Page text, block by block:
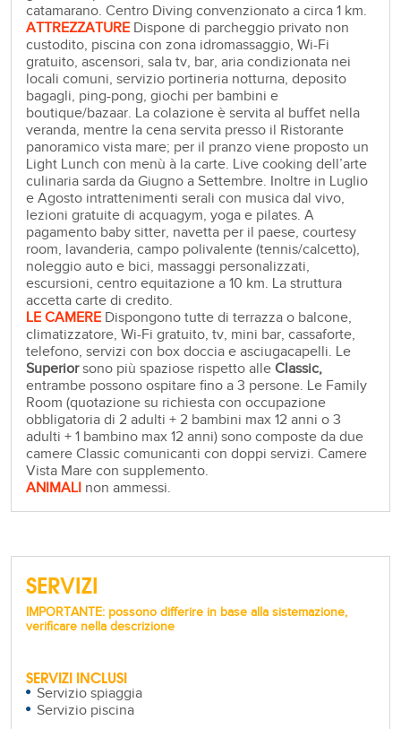
catamarano. Centro Diving convenzionato a circa 1 km.
ATTREZZATURE Dispone di parcheggio privato non
custodito, piscina con zona idromassaggio, Wi-Fi
gratuito, ascensori, sala tv, bar, aria condizionata nei
locali comuni, servizio portineria notturna, deposito
bagagli, ping-pong, giochi per bambini e
boutique/bazaar. La colazione è servita al buffet nella
veranda, mentre la cena servita presso il Ristorante
panoramico vista mare; per il pranzo viene proposto un
Light Lunch con menù à la carte. Live cooking dell’arte
culinaria sarda da Giugno a Settembre. Inoltre in Luglio
e Agosto intrattenimenti serali con musica dal vivo,
lezioni gratuite di acquagym, yoga e pilates. A
pagamento baby sitter, navetta per il paese, courtesy
room, lavanderia, campo polivalente (tennis/calcetto),
noleggio auto e bici, massaggi personalizzati,
escursioni, centro equitazione a 10 km. La struttura
accetta carte di credito.
LE CAMERE Dispongono tutte di terrazza o balcone,
climatizzatore, Wi-Fi gratuito, tv, mini bar, cassaforte,
telefono, servizi con box doccia e asciugacapelli. Le
Superiorsono più spaziose rispetto alleClassic,
entrambe possono ospitare fino a 3 persone. Le Family
Room (quotazione su richiesta con occupazione
obbligatoria di 2 adulti + 2 bambini max 12 anni o 3
adulti + 1 bambino max 12 anni) sono composte da due
camere Classic comunicanti con doppi servizi. Camere
Vista Mare con supplemento.
ANIMALI non ammessi.
SERVIZI
IMPORTANTE: possono differire in base alla sistemazione,
verificare nella descrizione
SERVIZI INCLUSI
Servizio spiaggia
Servizio piscina